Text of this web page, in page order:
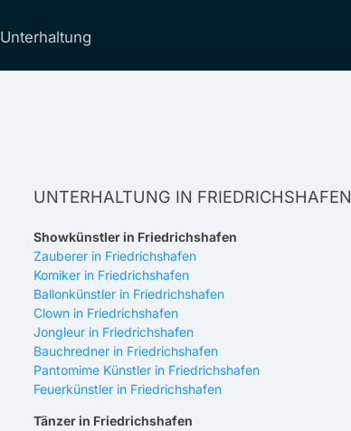
Unterhaltung
UNTERHALTUNG IN FRIEDRICHSHAFEN
Showkünstler in Friedrichshafen
Zauberer in Friedrichshafen
Komiker in Friedrichshafen
Ballonkünstler in Friedrichshafen
Clown in Friedrichshafen
Jongleur in Friedrichshafen
Bauchredner in Friedrichshafen
Pantomime Künstler in Friedrichshafen
Feuerkünstler in Friedrichshafen
Tänzer in Friedrichshafen